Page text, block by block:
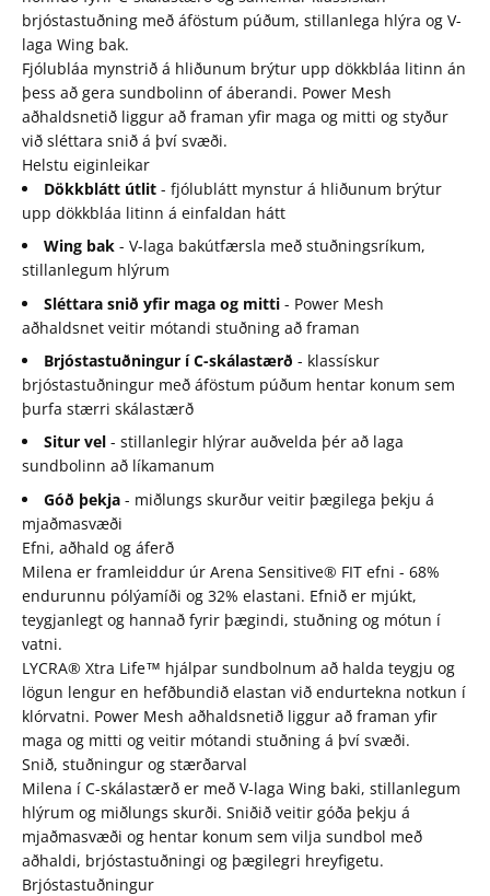
brjóstastuðning með áföstum púðum, stillanlega hlýra og V-
laga Wing bak.
Fjólubláa mynstrið á hliðunum brýtur upp dökkbláa litinn án
þess að gera sundbolinn of áberandi. Power Mesh
aðhaldsnetið liggur að framan yfir maga og mitti og styður
við sléttara snið á því svæði.
Helstu eiginleikar
Dökkblátt útlit - fjólublátt mynstur á hliðunum brýtur
upp dökkbláa litinn á einfaldan hátt
Wing bak - V-laga bakútfærsla með stuðningsríkum,
stillanlegum hlýrum
Sléttara snið yfir maga og mitti - Power Mesh
aðhaldsnet veitir mótandi stuðning að framan
Brjóstastuðningur í C-skálastærð - klassískur
brjóstastuðningur með áföstum púðum hentar konum sem
þurfa stærri skálastærð
Situr vel - stillanlegir hlýrar auðvelda þér að laga
sundbolinn að líkamanum
Góð þekja - miðlungs skurður veitir þægilega þekju á
mjaðmasvæði
Efni, aðhald og áferð
Milena er framleiddur úr Arena Sensitive® FIT efni - 68%
endurunnu pólýamíði og 32% elastani. Efnið er mjúkt,
teygjanlegt og hannað fyrir þægindi, stuðning og mótun í
vatni.
LYCRA® Xtra Life™ hjálpar sundbolnum að halda teygju og
lögun lengur en hefðbundið elastan við endurtekna notkun í
klórvatni. Power Mesh aðhaldsnetið liggur að framan yfir
maga og mitti og veitir mótandi stuðning á því svæði.
Snið, stuðningur og stærðarval
Milena í C-skálastærð er með V-laga Wing baki, stillanlegum
hlýrum og miðlungs skurði. Sniðið veitir góða þekju á
mjaðmasvæði og hentar konum sem vilja sundbol með
aðhaldi, brjóstastuðningi og þægilegri hreyfigetu.
Brjóstastuðningur